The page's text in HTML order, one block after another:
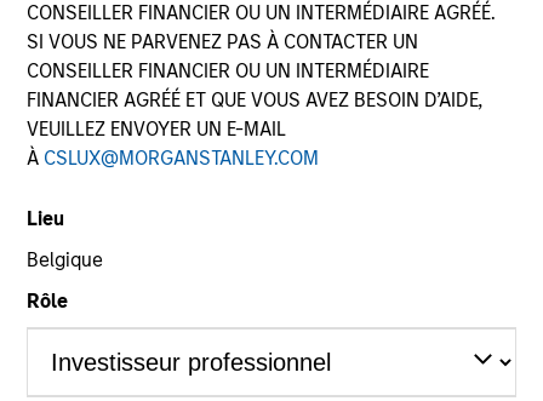
CONSEILLER FINANCIER OU UN INTERMÉDIAIRE AGRÉÉ.
SI VOUS NE PARVENEZ PAS À CONTACTER UN
CONSEILLER FINANCIER OU UN INTERMÉDIAIRE
FINANCIER AGRÉÉ ET QUE VOUS AVEZ BESOIN D’AIDE,
VEUILLEZ ENVOYER UN E-MAIL
À CSLUX@MORGANSTANLEY.COM
Lieu
Belgique
Rôle
SECTOR
Consumer
COUNTRY
China